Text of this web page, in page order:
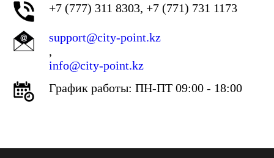
+7 (777) 311 8303, +7 (771) 731 1173
support@city-point.kz
,
info@city-point.kz
График работы: ПН-ПТ 09:00 - 18:00